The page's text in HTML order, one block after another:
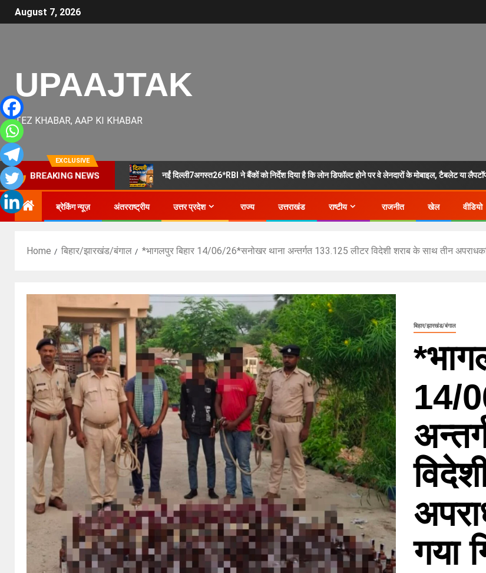
August 7, 2026
UPAAJTAK
TEZ KHABAR, AAP KI KHABAR
EXCLUSIVE
BREAKING NEWS नईं दिल्ली7अगस्त26*RBI ने बैंकों को निर्देश दिया है कि लोन डिफॉल्ट होने पर वे लेनदारों के मोबाइल, टैबलेट या
ब्रेकिंग न्यूज़ अंतरराष्ट्रीय उत्तर प्रदेश राज्य उत्तराखंड राष्टीय राजनीत खेल वीडियो
Home बिहार/झारखंड/बंगाल *भागलपुर बिहार 14/06/26*सनोखर थाना अन्तर्गत 133.125 लीटर विदेशी शराब के साथ तीन
बिहार/झारखंड/बंगाल
14/
गया